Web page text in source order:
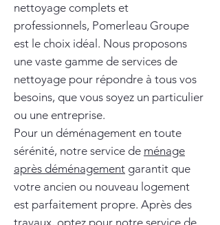
nettoyage complets et
professionnels, Pomerleau Groupe
est le choix idéal. Nous proposons
une vaste gamme de services de
nettoyage pour répondre à tous vos
besoins, que vous soyez un particulier
ou une entreprise.
Pour un déménagement en toute
sérénité, notre service de ménage
après déménagement garantit que
votre ancien ou nouveau logement
est parfaitement propre. Après des
travaux, optez pour notre service de